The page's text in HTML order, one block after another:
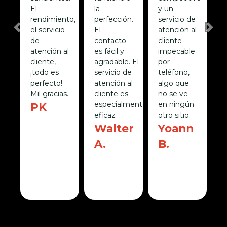
El
rendimiento,
el servicio
de
atención al
cliente,
¡todo es
perfecto!
Mil gracias.
PK
la
perfección.
El
contacto
es fácil y
agradable. El
servicio de
atención al
cliente es
especialmente
eficaz
Walter
A.
y un
servicio de
atención al
cliente
impecable
por
teléfono,
algo que
no se ve
en ningún
otro sitio.
Yoann
B.
Previous